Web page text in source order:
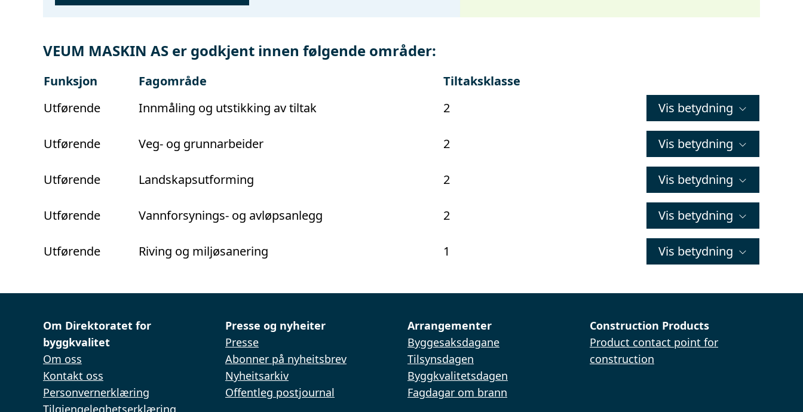
VEUM MASKIN AS er godkjent innen følgende områder:
Funksjon Fagområde
Tiltaksklasse
Utførende
Innmåling og utstikking av tiltak 2 Vis betydning
Utførende Veg- og grunnarbeider 2 Vis betydning
Utførende Landskapsutforming 2 Vis betydning
Utførende Vannforsynings- og avløpsanlegg 2 Vis betydning
Utførende Riving og miljøsanering 1 Vis betydning
Om Direktoratet for
byggkvalitet
Om oss
Kontakt oss
Personvernerklæring
Tilgjengeleghetserklæring
Presse og nyheiter
Presse
Abonner på nyheitsbrev
Nyheitsarkiv
Offentleg postjournal
Arrangementer
Byggesaksdagane
Tilsynsdagen
Byggkvalitetsdagen
Fagdagar om brann
Construction Products
Product contact point for
construction